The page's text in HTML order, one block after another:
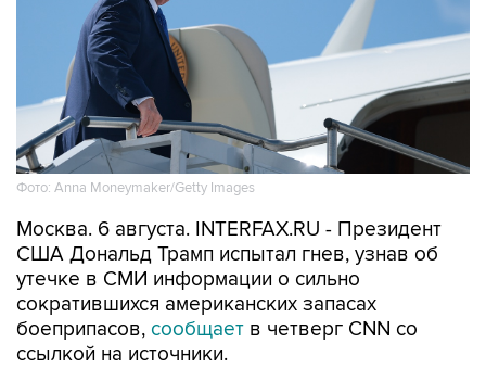
Фото: Anna Moneymaker/Getty Images
Москва. 6 августа. INTERFAX.RU - Президент
США Дональд Трамп испытал гнев, узнав об
утечке в СМИ информации о сильно
сократившихся американских запасах
боеприпасов, сообщает в четверг CNN со
ссылкой на источники.